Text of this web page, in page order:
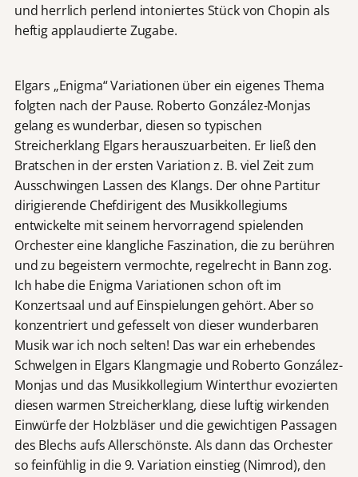
und herrlich perlend intoniertes Stück von Chopin als
heftig applaudierte Zugabe.
Elgars „Enigma“ Variationen über ein eigenes Thema
folgten nach der Pause. Roberto González-Monjas
gelang es wunderbar, diesen so typischen
Streicherklang Elgars herauszuarbeiten. Er ließ den
Bratschen in der ersten Variation z. B. viel Zeit zum
Ausschwingen Lassen des Klangs. Der ohne Partitur
dirigierende Chefdirigent des Musikkollegiums
entwickelte mit seinem hervorragend spielenden
Orchester eine klangliche Faszination, die zu berühren
und zu begeistern vermochte, regelrecht in Bann zog.
Ich habe die Enigma Variationen schon oft im
Konzertsaal und auf Einspielungen gehört. Aber so
konzentriert und gefesselt von dieser wunderbaren
Musik war ich noch selten! Das war ein erhebendes
Schwelgen in Elgars Klangmagie und Roberto González-
Monjas und das Musikkollegium Winterthur evozierten
diesen warmen Streicherklang, diese luftig wirkenden
Einwürfe der Holzbläser und die gewichtigen Passagen
des Blechs aufs Allerschönste. Als dann das Orchester
so feinfühlig in die 9. Variation einstieg (Nimrod), den